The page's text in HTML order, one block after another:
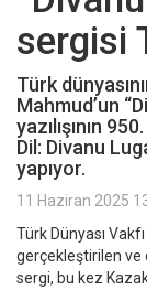
sergisi
Türk
Mahmud’un
yazılışının
Dil: Divanu
yapıyor.
11 Haziran 2025
Türk Dünyası
gerçekleştirilen ve
sergi, bu kez